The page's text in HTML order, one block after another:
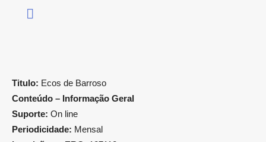
Titulo: Ecos de Barroso
Conteúdo – Informação Geral
Suporte: On line
Periodicidade: Mensal